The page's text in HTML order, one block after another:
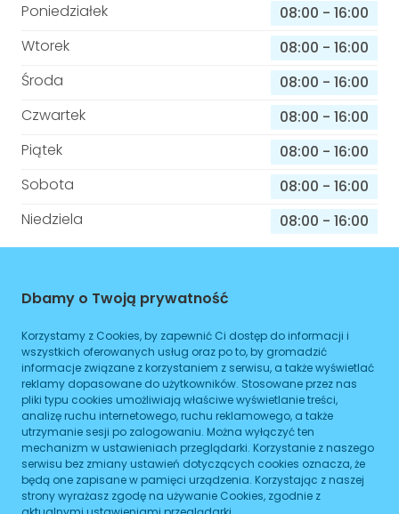
Poniedziałek 08:00 - 16:00
Wtorek
08:00 - 16:00
Środa
08:00 - 16:00
Czwartek
08:00 - 16:00
Piątek
08:00 - 16:00
Sobota
08:00 - 16:00
Niedziela
08:00 - 16:00
Informacje o sprawach jakie załatwisz w
tym budynku
Brak podanych spraw
ZAPLANUJ
MEDICUS SPÓŁKA PARTNERSKALEKARZY
Dbamy o Twoją prywatność
Korzystamy z Cookies, by zapewnić Ci dostęp do informacji i
wszystkich oferowanych usług oraz po to, by gromadzić
informacje związane z korzystaniem z serwisu, a także wyświetlać
reklamy dopasowane do użytkowników. Stosowane przez nas
pliki typu cookies umożliwiają właściwe wyświetlanie treści,
analizę ruchu internetowego, ruchu reklamowego, a także
utrzymanie sesji po zalogowaniu. Można wyłączyć ten
mechanizm w ustawieniach przeglądarki. Korzystanie z naszego
serwisu bez zmiany ustawień dotyczących cookies oznacza, że
będą one zapisane w pamięci urządzenia. Korzystając z naszej
strony wyrażasz zgodę na używanie Cookies, zgodnie z